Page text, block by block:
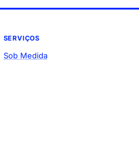
SERVIÇOS
Sob Medida